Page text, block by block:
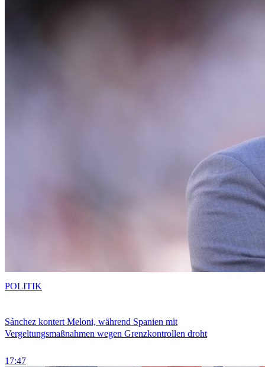
Sánchez kontert Meloni, während Spanien mit
Vergeltungsmaßnahmen wegen Grenzkontrollen droht
17:47
POLITIK